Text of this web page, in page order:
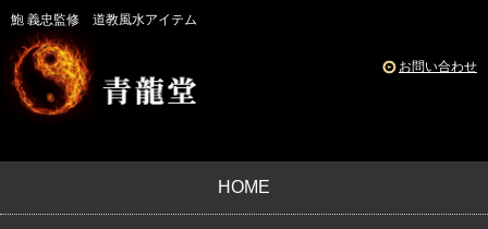
鮑 義忠監修 道教風水アイテム
お問い合わせ
HOME